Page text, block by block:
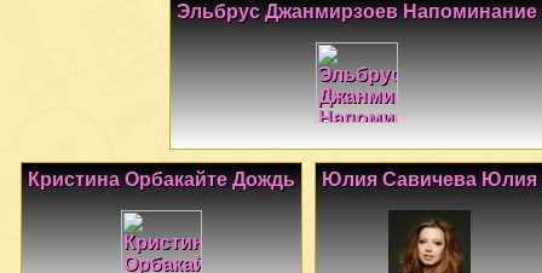
Эльбрус Джанмирзоев Напоминание
Юлия Савичева Юлия
Кристина Орбакайте Дождь